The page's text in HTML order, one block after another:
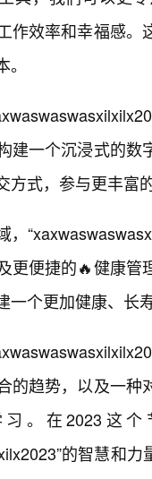
作效率和幸福感
建一个沉浸式的
方式，参与更丰富
，
更便捷的🔥健康
一个更加健康、长
的趋势，以及一
。在2023这
的智慧和